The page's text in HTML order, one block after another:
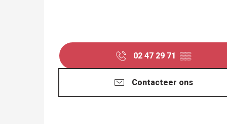
02 47 29 71 ▒▒
Contacteer ons